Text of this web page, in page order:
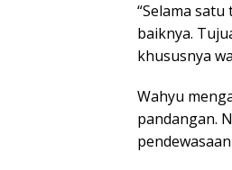
“Selama
baiknya.
khususnya
Wahyu
pandangan.